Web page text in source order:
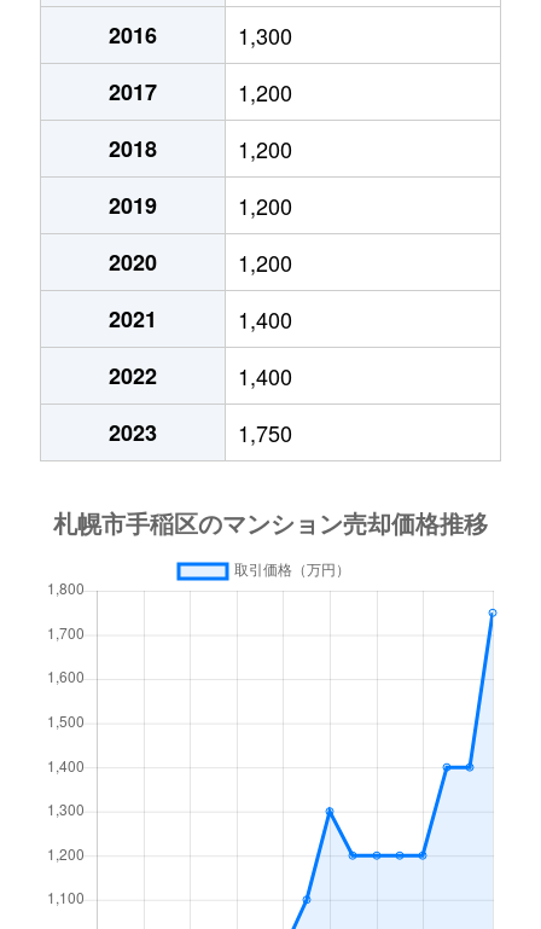
星置１条
2,300万円
星置１条
1,800万円
星置１条
1,500万円
星置２条
1,400万円
前田５条
1,900万円
前田５条
910万円
2016
1,300
2017
1,200
2018
1,200
2019
1,200
2020
1,200
2021
1,400
2022
1,400
2023
1,750